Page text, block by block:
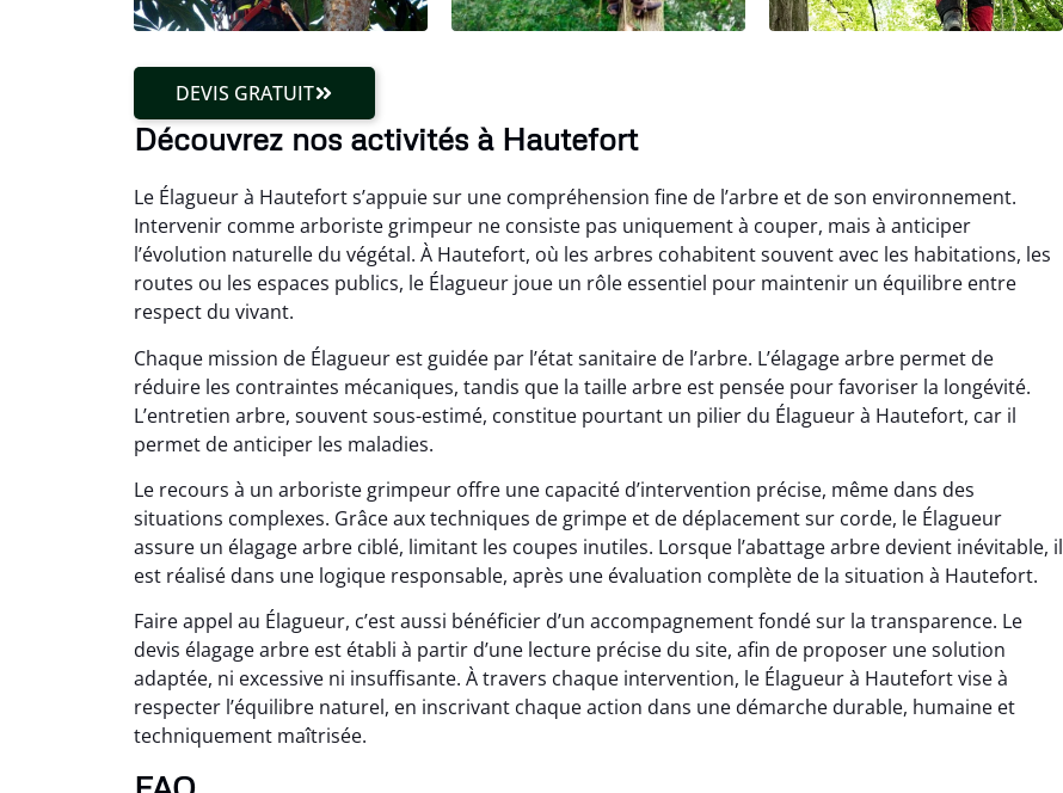
DEVIS GRATUIT
Découvrez nos activités à Hautefort
Le Élagueur à Hautefort s’appuie sur une compréhension fine de l’arbre et de son environnement.
Intervenir comme arboriste grimpeur ne consiste pas uniquement à couper, mais à anticiper
l’évolution naturelle du végétal. À Hautefort, où les arbres cohabitent souvent avec les habitations, les
routes ou les espaces publics, le Élagueur joue un rôle essentiel pour maintenir un équilibre entre
respect du vivant.
Chaque mission de Élagueur est guidée par l’état sanitaire de l’arbre. L’élagage arbre permet de
réduire les contraintes mécaniques, tandis que la taille arbre est pensée pour favoriser la longévité.
L’entretien arbre, souvent sous-estimé, constitue pourtant un pilier du Élagueur à Hautefort, car il
permet de anticiper les maladies.
Le recours à un arboriste grimpeur offre une capacité d’intervention précise, même dans des
situations complexes. Grâce aux techniques de grimpe et de déplacement sur corde, le Élagueur
assure un élagage arbre ciblé, limitant les coupes inutiles. Lorsque l’abattage arbre devient inévitable, il
est réalisé dans une logique responsable, après une évaluation complète de la situation à Hautefort.
Faire appel au Élagueur, c’est aussi bénéficier d’un accompagnement fondé sur la transparence. Le
devis élagage arbre est établi à partir d’une lecture précise du site, afin de proposer une solution
adaptée, ni excessive ni insuffisante. À travers chaque intervention, le Élagueur à Hautefort vise à
respecter l’équilibre naturel, en inscrivant chaque action dans une démarche durable, humaine et
techniquement maîtrisée.